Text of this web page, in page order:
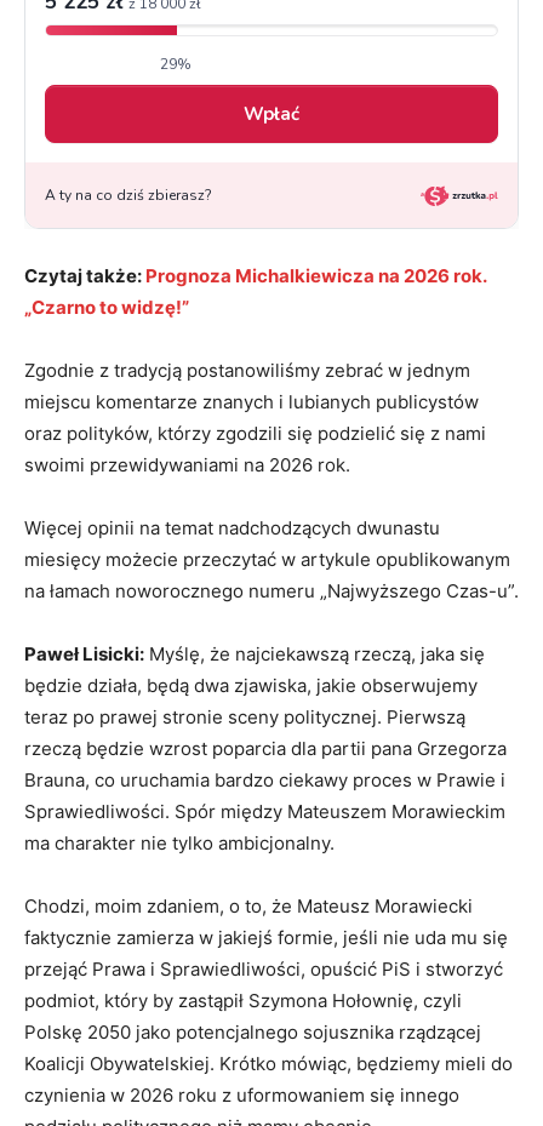
Czytaj także: Prognoza Michalkiewicza na 2026 rok.
„Czarno to widzę!”
Zgodnie z tradycją postanowiliśmy zebrać w jednym
miejscu komentarze znanych i lubianych publicystów
oraz polityków, którzy zgodzili się podzielić się z nami
swoimi przewidywaniami na 2026 rok.
Więcej opinii na temat nadchodzących dwunastu
miesięcy możecie przeczytać w artykule opublikowanym
na łamach noworocznego numeru „Najwyższego Czas-u”.
Paweł Lisicki: Myślę, że najciekawszą rzeczą, jaka się
będzie działa, będą dwa zjawiska, jakie obserwujemy
teraz po prawej stronie sceny politycznej. Pierwszą
rzeczą będzie wzrost poparcia dla partii pana Grzegorza
Brauna, co uruchamia bardzo ciekawy proces w Prawie i
Sprawiedliwości. Spór między Mateuszem Morawieckim
ma charakter nie tylko ambicjonalny.
Chodzi, moim zdaniem, o to, że Mateusz Morawiecki
faktycznie zamierza w jakiejś formie, jeśli nie uda mu się
przejąć Prawa i Sprawiedliwości, opuścić PiS i stworzyć
podmiot, który by zastąpił Szymona Hołownię, czyli
Polskę 2050 jako potencjalnego sojusznika rządzącej
Koalicji Obywatelskiej. Krótko mówiąc, będziemy mieli do
czynienia w 2026 roku z uformowaniem się innego